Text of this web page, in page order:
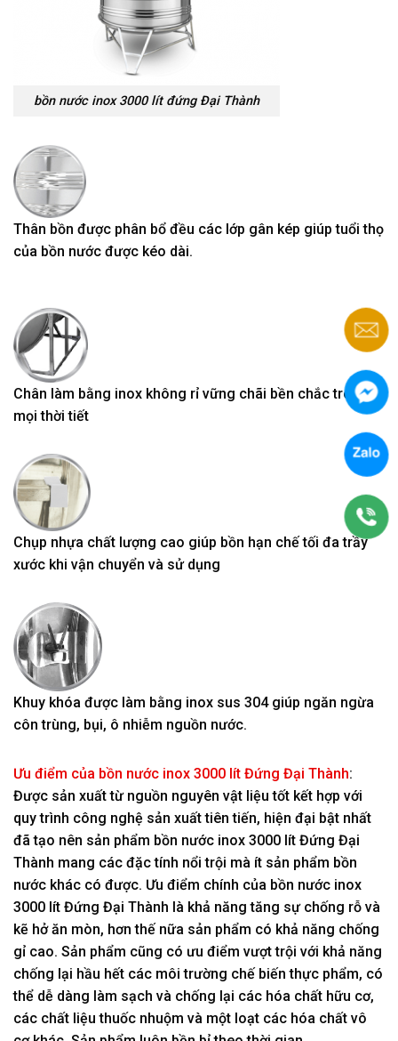
bồn nước inox 3000 lít đứng Đại Thành
Thân bồn được phân bổ đều các lớp gân kép giúp tuổi thọ
của bồn nước được kéo dài.
Chân làm bằng inox không rỉ vững chãi bền chắc trong
mọi thời tiết
Chụp nhựa chất lượng cao giúp bồn hạn chế tối đa trầy
xước khi vận chuyển và sử dụng
Khuy khóa được làm bằng inox sus 304 giúp ngăn ngừa
côn trùng, bụi, ô nhiễm nguồn nước.
Ưu điểm của bồn nước inox 3000 lít Đứng Đại Thành:
Được sản xuất từ nguồn nguyên vật liệu tốt kết hợp với
quy trình công nghệ sản xuất tiên tiến, hiện đại bật nhất
đã tạo nên sản phẩm bồn nước inox 3000 lít Đứng Đại
Thành mang các đặc tính nổi trội mà ít sản phẩm bồn
nước khác có được. Ưu điểm chính của bồn nước inox
3000 lít Đứng Đại Thành là khả năng tăng sự chống rỗ và
kẽ hở ăn mòn, hơn thế nữa sản phẩm có khả năng chống
gỉ cao. Sản phẩm cũng có ưu điểm vượt trội với khả năng
chống lại hầu hết các môi trường chế biến thực phẩm, có
thể dễ dàng làm sạch và chống lại các hóa chất hữu cơ,
các chất liệu thuốc nhuộm và một loạt các hóa chất vô